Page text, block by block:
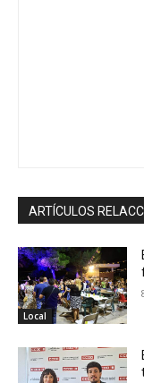
ARTÍCULOS
Local